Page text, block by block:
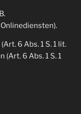
6 Abs. 1 S. 1 lit.
(Art. 6 Abs. 1 S. 1